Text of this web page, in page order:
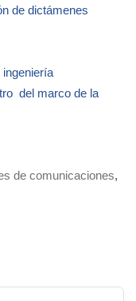
de dictámenes
del marco de la
de comunicaciones,